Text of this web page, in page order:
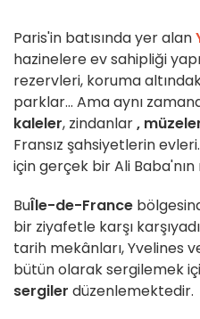
Paris'in batısında yer alan
hazinelere ev sahipliği
rezervleri, koruma
parklar... Ama aynı
kaleler, zindanlar,
Fransız şahsiyetlerin
için gerçek bir Ali Baba'nın
BuÎle-de-France
bir ziyafetle karşı
tarih mekânları, Yvelines
bütün olarak sergilemek
sergiler düzenlemektedir.